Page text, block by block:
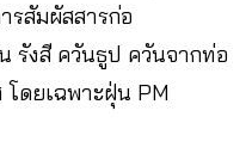
รสัมผัสสารก่อ
รังสี ควันธูป ควันจากท่อ
โดยเฉพาะฝุ่น PM